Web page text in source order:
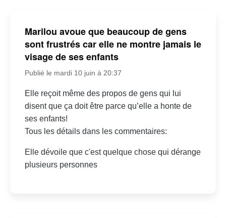
Marilou avoue que beaucoup de gens
sont frustrés car elle ne montre jamais le
visage de ses enfants
Publié le mardi 10 juin à 20:37
Elle reçoit même des propos de gens qui lui
disent que ça doit être parce qu’elle a honte de
ses enfants!
Tous les détails dans les commentaires:
Elle dévoile que c'est quelque chose qui dérange
plusieurs personnes